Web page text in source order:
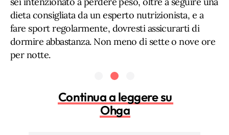
dieta consigliata da un esperto nutrizionista, e a
fare sport regolarmente, dovresti assicurarti di
dormire abbastanza. Non meno di sette o nove ore
per notte.
Continua a leggere su
Ohga